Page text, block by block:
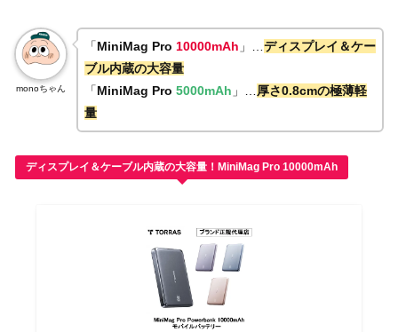
monoちゃん
「MiniMag Pro 10000mAh 」… ディスプレイ＆ケー
ブル内蔵の大容量
「MiniMag Pro 5000mAh 」… 厚さ0.8cmの極薄軽
量
ディスプレイ＆ケーブル内蔵の大容量！MiniMag Pro 10000mAh